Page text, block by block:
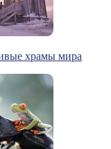
храмы мира